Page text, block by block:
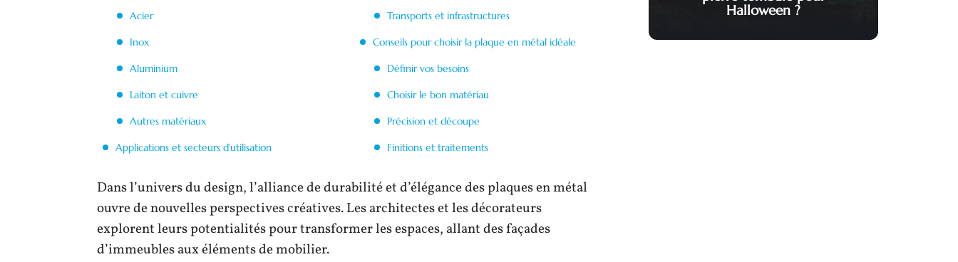
Acier
Inox
Aluminium
Laiton et cuivre
Autres matériaux
Applications et secteurs d’utilisation
Transports et infrastructures
Conseils pour choisir la plaque en métal idéale
Définir vos besoins
Choisir le bon matériau
Précision et découpe
Finitions et traitements
Dans l’univers du design, l’alliance de durabilité et d’élégance des plaques en métal
ouvre de nouvelles perspectives créatives. Les architectes et les décorateurs
explorent leurs potentialités pour transformer les espaces, allant des façades
d’immeubles aux éléments de mobilier.
Halloween ?